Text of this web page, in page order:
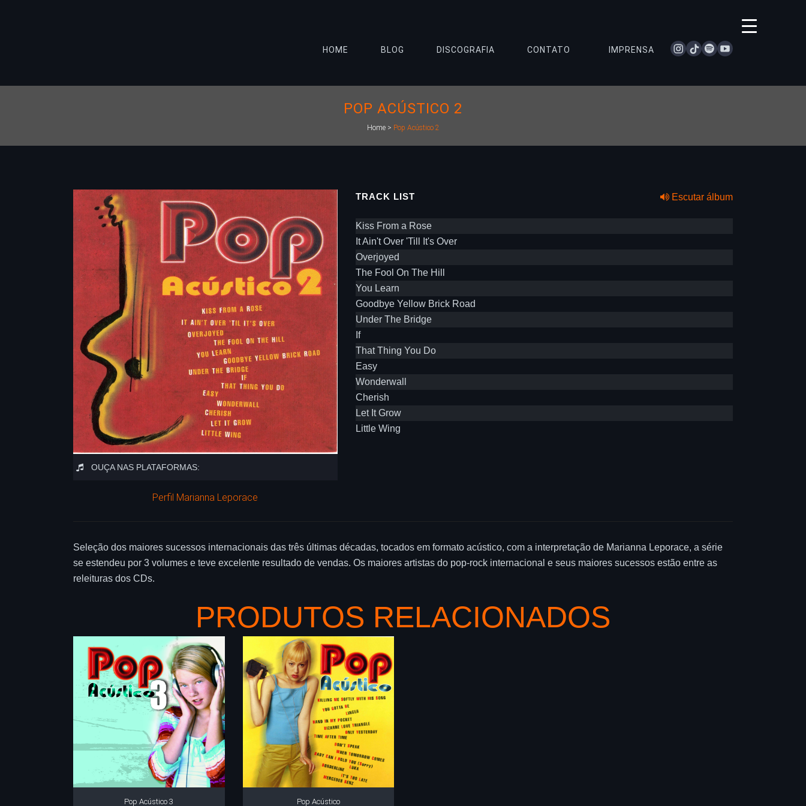
instagram
tiktokspotifyyoutube
HOME BLOG DISCOGRAFIA CONTATO IMPRENSA
POP ACÚSTICO 2
Home> Pop Acústico 2
OUÇA NAS PLATAFORMAS:
Perfil Marianna Leporace
TRACK LIST Escutar álbum
Kiss From a Rose
It Ain't Over 'Till It's Over
Overjoyed
The Fool On The Hill
You Learn
Goodbye Yellow Brick Road
Under The Bridge
If
That Thing You Do
Easy
Wonderwall
Cherish
Let It Grow
Little Wing
Seleção dos maiores sucessos internacionais das três últimas décadas, tocados em formato acústico, com a interpretação de Marianna Leporace, a série
se estendeu por 3 volumes e teve excelente resultado de vendas. Os maiores artistas do pop-rock internacional e seus maiores sucessos estão entre as
releituras dos CDs.
PRODUTOS RELACIONADOS
Pop Acústico 3 Pop Acústico